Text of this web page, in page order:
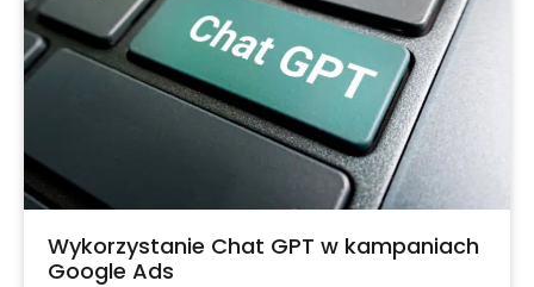
Wykorzystanie Chat GPT w kampaniach
Google Ads